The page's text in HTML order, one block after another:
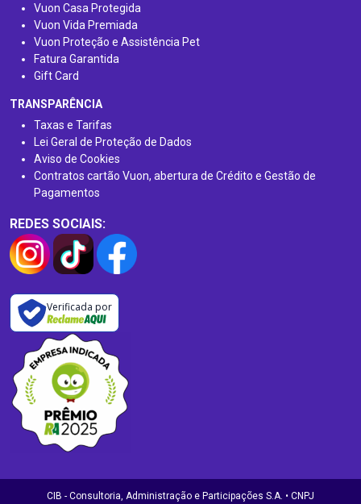
Vuon Casa Protegida
Vuon Vida Premiada
Vuon Proteção e Assistência Pet
Fatura Garantida
Gift Card
TRANSPARÊNCIA
Taxas e Tarifas
Lei Geral de Proteção de Dados
Aviso de Cookies
Contratos cartão Vuon, abertura de Crédito e Gestão de
Pagamentos
REDES SOCIAIS:
Verificada por
CIB - Consultoria, Administração e Participações S.A. • CNPJ